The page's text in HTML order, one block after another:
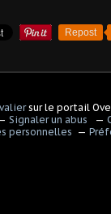
Repost
sur le portail
Signaler un abus
personnelles